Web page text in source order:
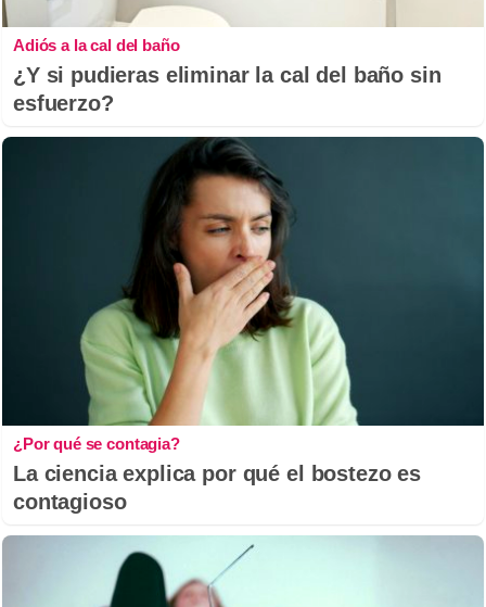
Adiós a la cal del baño
¿Y si pudieras eliminar la cal del baño sin
esfuerzo?
¿Por qué se contagia?
La ciencia explica por qué el bostezo es
contagioso